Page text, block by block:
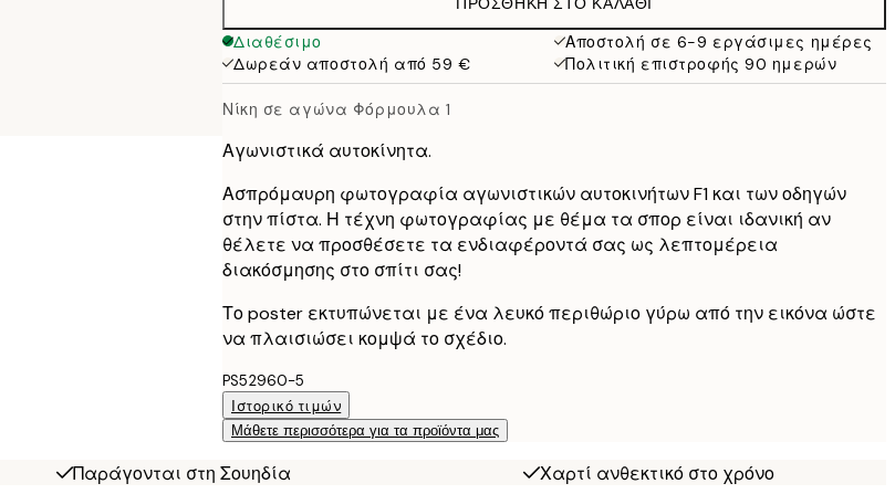
Διαθέσιμο
Αποστολή σε 6-9 εργάσιμες ημέρες
Δωρεάν αποστολή από 59 €
Πολιτική επιστροφής 90 ημερών
Νίκη σε αγώνα Φόρμουλα 1
Αγωνιστικά αυτοκίνητα.
Ασπρόμαυρη φωτογραφία αγωνιστικών αυτοκινήτων F1 και των οδηγών
στην πίστα. Η τέχνη φωτογραφίας με θέμα τα σπορ είναι ιδανική αν
θέλετε να προσθέσετε τα ενδιαφέροντά σας ως λεπτομέρεια
διακόσμησης στο σπίτι σας!
Το poster εκτυπώνεται με ένα λευκό περιθώριο γύρω από την εικόνα ώστε
να πλαισιώσει κομψά το σχέδιο.
PS52960-5
Ιστορικό τιμών
Μάθετε περισσότερα για τα προϊόντα μας
Παράγονται στη Σουηδία Χαρτί ανθεκτικό στο χρόνο